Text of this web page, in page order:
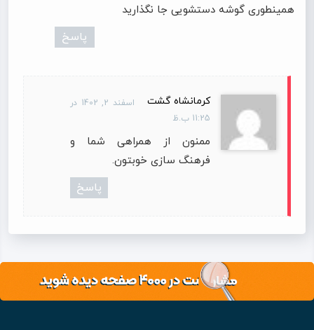
همینطوری گوشه دستشویی جا نگذارید
پاسخ
کرمانشاه گشت
اسفند 2, 1402 در
11:25 ب.ظ
ممنون از همراهی شما و
فرهنگ سازی خوبتون.
پاسخ